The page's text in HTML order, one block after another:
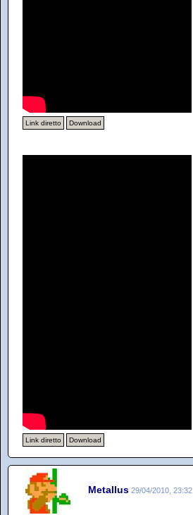
Link diretto Download
Link diretto Download
Metallus 29/04/2010, 23:32